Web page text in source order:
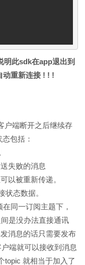
明此sdk在app退出到
动重新连接 ! ! !
户端断开之后继续存
包括：
失败的消息
以被重新传递。
状态数据。
同一订阅主题下，
是没办法直接通讯
消息的话只需要发布
端就可以接收到消息
topic 就相当于加入了